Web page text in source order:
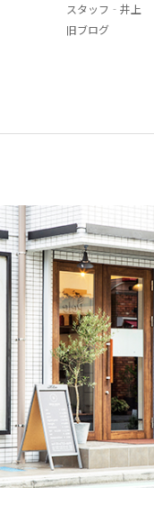
スタッフ‐井上
旧ブログ